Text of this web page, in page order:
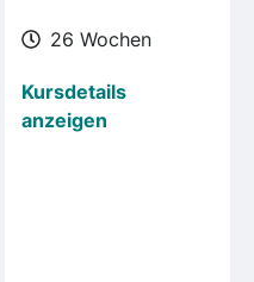
26 Wochen
Kursdetails
anzeigen